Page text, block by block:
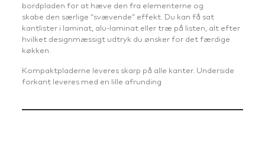
bordpladen for at hæve den fra elementerne og
skabe den særlige “svævende” effekt. Du kan få sat
kantlister i laminat, alu-laminat eller træ på listen, alt efter
hvilket designmæssigt udtryk du ønsker for det færdige
køkken.
Kompaktpladerne leveres skarp på alle kanter. Underside
forkant leveres med en lille afrunding